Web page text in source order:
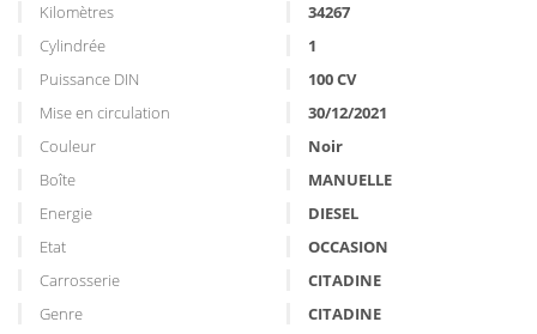
Kilomètres
34267
Cylindrée
1
Puissance DIN
100 CV
Mise en circulation
30/12/2021
Couleur
Noir
Boîte
MANUELLE
Energie
DIESEL
Etat
OCCASION
Carrosserie
CITADINE
Genre
CITADINE